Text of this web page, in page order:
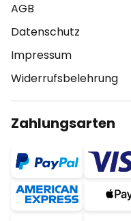
AGB
Datenschutz
Impressum
Widerrufsbelehrung
Zahlungsarten